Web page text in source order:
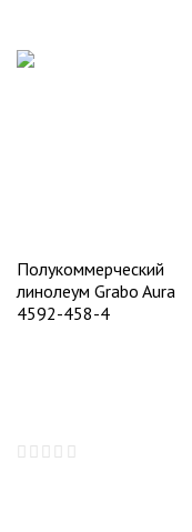
Полукоммерческий
линолеум Grabo Aura
4592-458-4